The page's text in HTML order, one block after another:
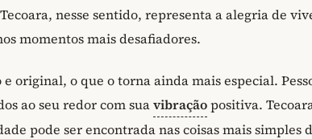
nesse sentido, representa a alegria de
momentos mais desafiadores.
original, o que o torna ainda mais especial.
ao seu redor com suavibraçãopositiva.
pode ser encontrada nas coisas mais simples